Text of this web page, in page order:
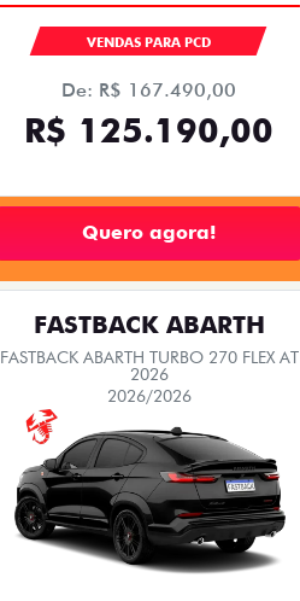
VENDAS PARA PCD
De: R$ 167.490,00
R$ 125.190,00
Quero agora!
FASTBACK ABARTH
FASTBACK ABARTH TURBO 270 FLEX AT
2026
2026/2026